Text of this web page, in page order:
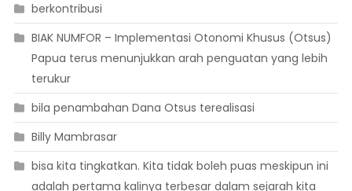
berkontribusi
BIAK NUMFOR – Implementasi Otonomi Khusus (Otsus)
Papua terus menunjukkan arah penguatan yang lebih
terukur
bila penambahan Dana Otsus terealisasi
Billy Mambrasar
bisa kita tingkatkan. Kita tidak boleh puas meskipun ini
adalah pertama kalinya terbesar dalam sejarah kita